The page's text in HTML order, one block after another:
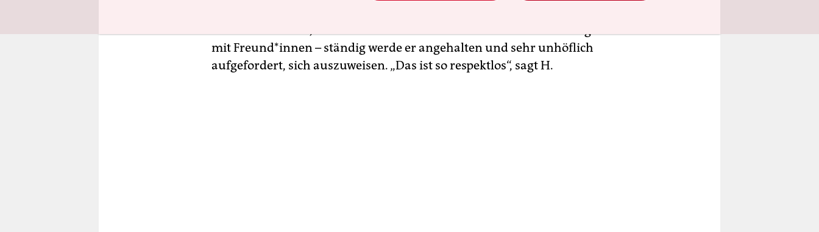
mit Freund*innen – ständig werde er angehalten und sehr unhöflich
aufgefordert, sich auszuweisen. „Das ist so respektlos“, sagt H.